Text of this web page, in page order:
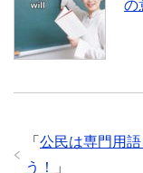
の
「 公民は専門用
う！
」